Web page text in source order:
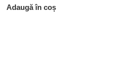
Adaugă în coș